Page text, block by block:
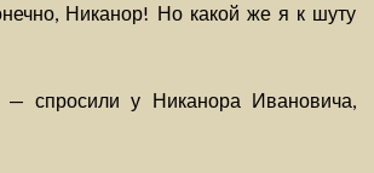
Никанор! Но какой же я к шуту
спросили у Никанора Ивановича,